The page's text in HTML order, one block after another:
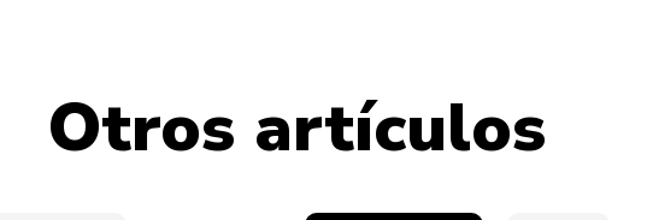
Otros artículos